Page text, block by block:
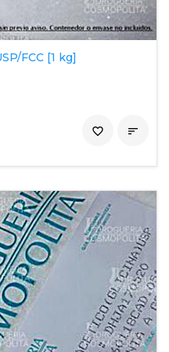
FCC [1 kg]

favorite_border